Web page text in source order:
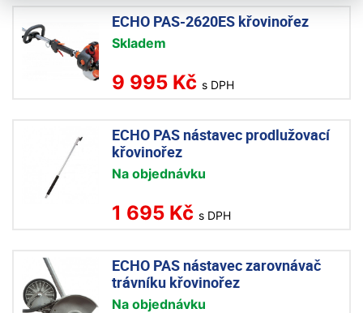
ECHO PAS-2620ES křovinořez
Skladem
9 995 Kč s DPH
ECHO PAS nástavec prodlužovací
křovinořez
Na objednávku
1 695 Kč s DPH
ECHO PAS nástavec zarovnávač
trávníku křovinořez
Na objednávku